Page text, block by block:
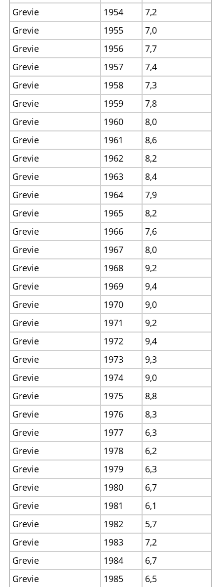
Grevie 1954
7,2
Grevie
1955
7,0
Grevie
1956
7,7
Grevie
1957
7,4
Grevie
1958
7,3
Grevie
1959
7,8
Grevie
1960
8,0
Grevie
1961
8,6
Grevie
1962
8,2
Grevie
1963
8,4
Grevie
1964
7,9
Grevie
1965
8,2
Grevie
1966
7,6
Grevie
1967
8,0
Grevie
1968
9,2
Grevie
1969
9,4
Grevie
1970
9,0
Grevie
1971
9,2
Grevie
1972
9,4
Grevie
1973
9,3
Grevie
1974
9,0
Grevie
1975
8,8
Grevie
1976
8,3
Grevie
1977
6,3
Grevie
1978
6,2
Grevie
1979
6,3
Grevie
1980
6,7
Grevie
1981
6,1
Grevie
1982
5,7
Grevie
1983
7,2
Grevie
1984
6,7
Grevie
1985
6,5